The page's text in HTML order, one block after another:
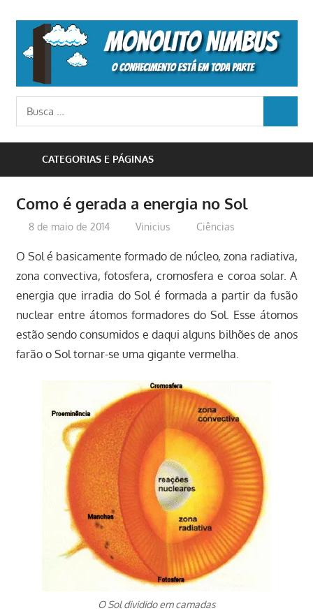
content
o
conhecimento
Busca
para:
CATEGORIAS E PÁGINAS
Como é gerada a energia no Sol
8 de maio de 2014 Vinicius Ciências
O Sol é basicamente formado de núcleo, zona radiativa,
zona convectiva, fotosfera, cromosfera e coroa solar. A
energia que irradia do Sol é formada a partir da fusão
nuclear entre átomos formadores do Sol. Esse átomos
estão sendo consumidos e daqui alguns bilhões de anos
farão o Sol tornar-se uma gigante vermelha.
O Sol dividido em camadas